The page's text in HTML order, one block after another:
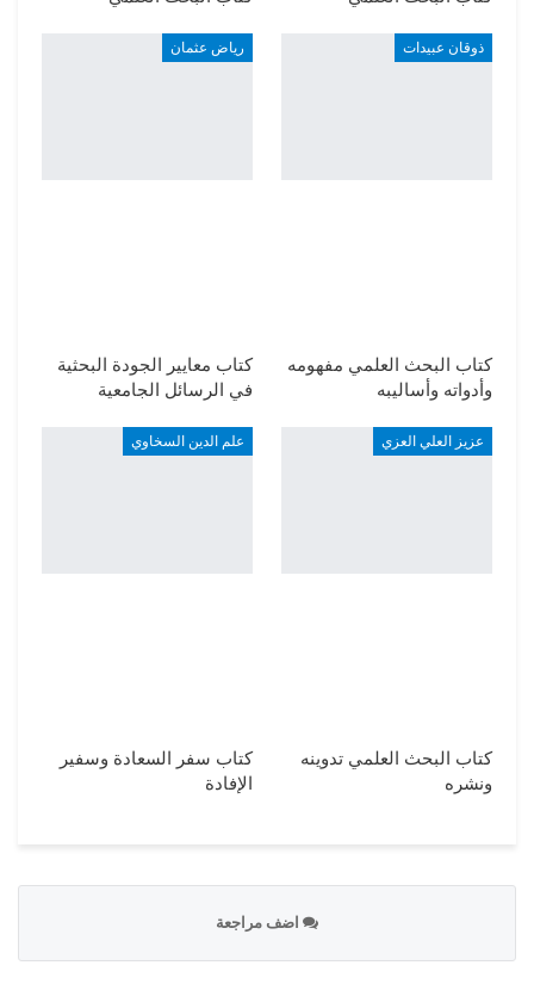
ذوقان عبيدات
كتاب البحث العلمي مفهومه
وأدواته وأساليبه
رياض عثمان
كتاب معايير الجودة البحثية
في الرسائل الجامعية
عزيز العلي العزي
كتاب البحث العلمي تدوينه
ونشره
علم الدين السخاوي
كتاب سفر السعادة وسفير
الإفادة
اضف مراجعة